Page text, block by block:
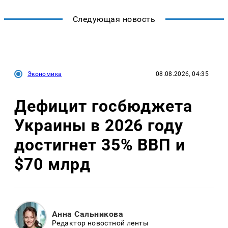
Следующая новость
Экономика 08.08.2026, 04:35
Дефицит госбюджета
Украины в 2026 году
достигнет 35% ВВП и
$70 млрд
Анна Сальникова
Редактор новостной ленты